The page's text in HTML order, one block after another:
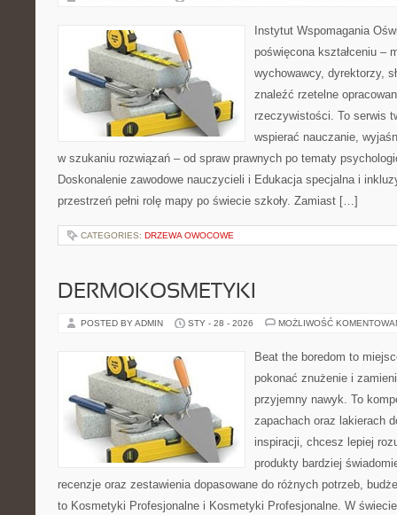
Instytut Wspomagania
poświęcona kształceniu –
wychowawcy, dyrektorzy,
znaleźć rzetelne
rzeczywistości. To serwis
wspierać nauczanie,
w szukaniu rozwiązań – od spraw prawnych po tematy
Doskonalenie zawodowe nauczycieli i Edukacja specjalna i
przestrzeń pełni rolę mapy po świecie szkoły. Zamiast […]
CATEGORIES: DRZEWA OWOCOWE
DERMOKOSMETYKI
POSTED BY ADMIN STY - 28 - 2026 MOŻLIWOŚĆ
Beat the boredom to
pokonać znużenie i
przyjemny nawyk. To
zapachach oraz lakierach
inspiracji, chcesz lepiej
produkty bardziej
recenzje oraz zestawienia dopasowane do różnych potrzeb,
to Kosmetyki Profesjonalne i Kosmetyki Profesjonalne. W